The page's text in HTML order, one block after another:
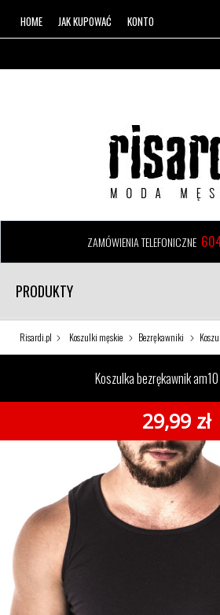
HOME JAK KUPOWAĆ KONTO
ZAMÓWIENIA TELEFONICZNE
PRODUKTY
Risardi.pl Koszulki męskie Bezrękawniki
bezrękawnik am10 - czarnaKoszulka bezrękawnik
29,99 zł